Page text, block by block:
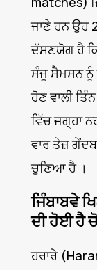
ਜਾਣੇ ਹਨ ਉਹ
ਦੱਸਣਯੋਗ ਹੈ
ਸੰਜੂ ਸੈਮਸਨ ਨੂੰ
ਹੋਣ ਵਾਲੀ
ਵਿੱਚ ਜਗ੍ਹਾ
ਵਾਰ ਤੇਜ਼
ਚੁਣਿਆ ਹੈ ।
ਜਿੰਬਾਬਵੇ
ਦੀ ਹੋਈ ਹੈ
ਹਰਾਰੇ